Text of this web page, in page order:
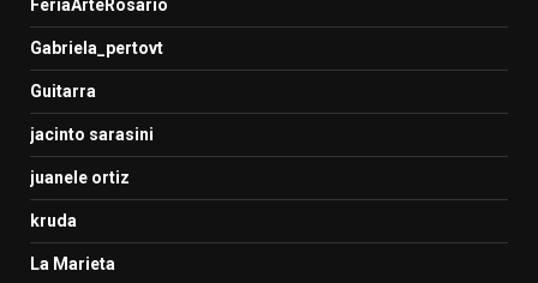
FeriaArteRosario
Gabriela_pertovt
Guitarra
jacinto sarasini
juanele ortiz
kruda
La Marieta